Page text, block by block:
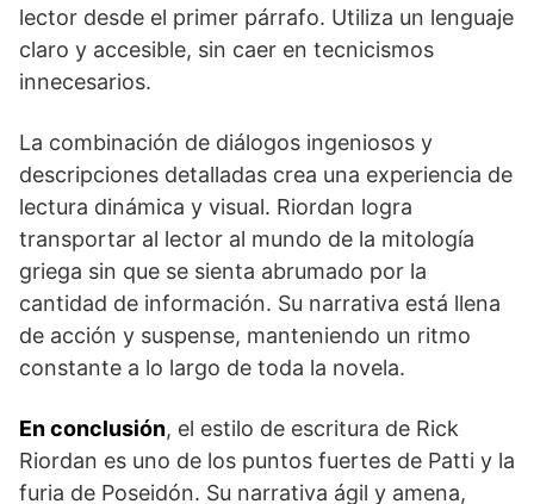
‌lector‌ desde el ⁢primer párrafo. Utiliza un lenguaje
claro y accesible, sin caer en tecnicismos
innecesarios.
La combinación de diálogos ingeniosos y
descripciones detalladas crea una experiencia de
lectura dinámica y visual. Riordan logra
transportar al lector al mundo‍ de la mitología
griega sin ‌que se sienta abrumado por la
cantidad de información. Su narrativa está llena
de acción ⁣y suspense, manteniendo un ritmo
constante a lo largo de toda la novela.
En conclusión, el estilo de ⁤escritura de‍ Rick
Riordan es uno de los puntos fuertes de Patti y la
furia de Poseidón. Su narrativa ágil y amena,